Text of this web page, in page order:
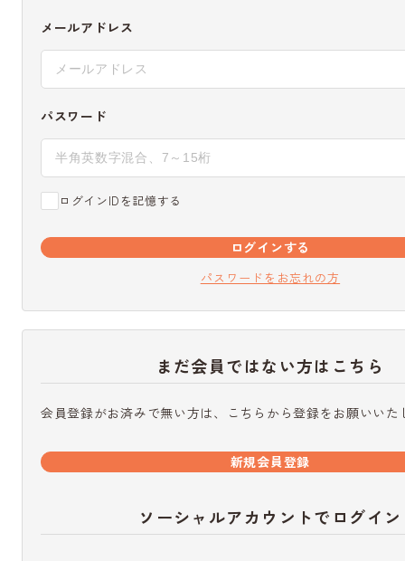
メールアドレス
パスワード
ログインIDを記憶する
ログインする
パスワードをお忘れの方
まだ会員ではない方はこちら
会員登録がお済みで無い方は、こちらから登録をお願いいた
新規会員登録
ソーシャルアカウントでログイン